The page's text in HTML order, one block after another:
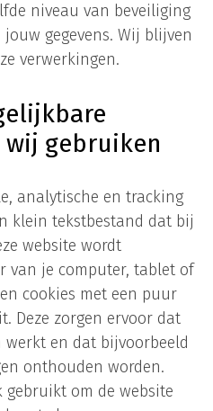
niveau van beveiliging
gegevens. Wij blijven
verwerkingen.
gebruiken
analytische en tracking
klein tekstbestand dat bij
website wordt
van je computer, tablet of
cookies met een puur
Deze zorgen ervoor dat
en dat bijvoorbeeld
onthouden worden.
gebruikt om de website